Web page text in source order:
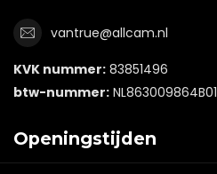
vantrue@allcam.nl
KVK nummer: 83851496
btw-nummer: NL863009864B01
Openingstijden